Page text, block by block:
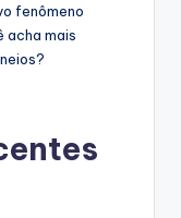
fenômeno
acha mais